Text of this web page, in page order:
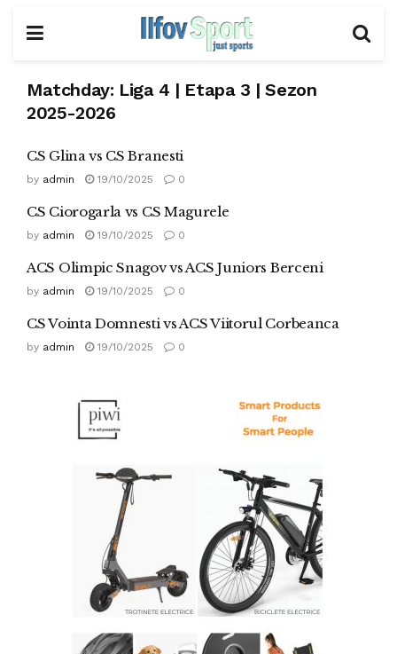
Matchday: Liga 4 | Etapa 3 | Sezon
2025-2026
CS Glina vs CS Branesti
by admin 19/10/2025 0
CS Ciorogarla vs CS Magurele
by admin 19/10/2025 0
ACS Olimpic Snagov vs ACS Juniors Berceni
by admin 19/10/2025 0
CS Vointa Domnesti vs ACS Viitorul Corbeanca
by admin 19/10/2025 0